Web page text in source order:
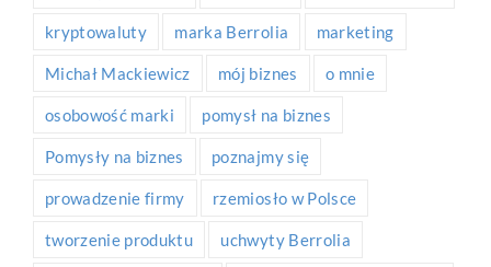
kryptowaluty marka Berrolia marketing
Michał Mackiewicz mój biznes o mnie
osobowość marki pomysł na biznes
Pomysły na biznes poznajmy się
prowadzenie firmy rzemiosło w Polsce
tworzenie produktu uchwyty Berrolia